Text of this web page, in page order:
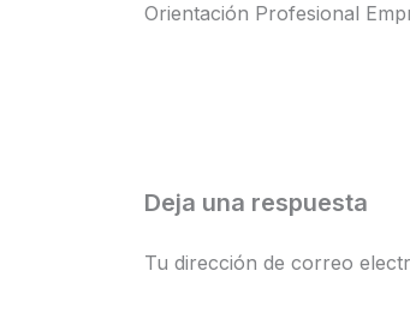
Orientación Profesional
Deja una respuesta
Tu dirección de correo